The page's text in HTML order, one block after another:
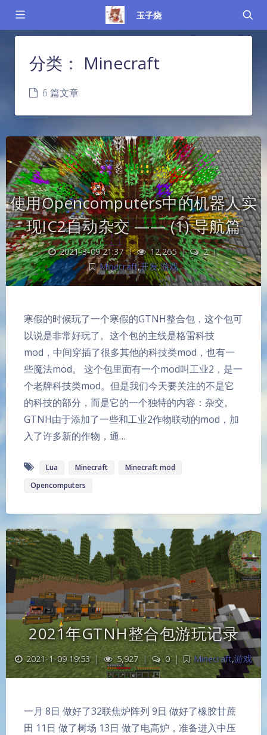
玉子烧
分类： Minecraft
6 篇文章
使用Opencomputers中的机器人实
现IC2自动杂交 —— (1) 导航篇
2021-3-09 21:37 | 12,265 | 2 |
Minecraft,开发,游戏
寒假的时候玩了一个寒假的GTNH整合包，这个包可
以说是非常好玩了。这个包的主线是格雷科技
mod，中间穿插了很多其他的科技类mod，也有一
些魔法mod。 这个包里面有一个mod叫工业2，是一
个老牌科技类mod。但是我们今天要关注的不是它
的科技的部分，而是它的一个独特的内容：杂交。
GTNH由于添加了一些和工业2作物联动的mod，加
入了许多新的作物，通…
Lua Minecraft
Minecraft mod
Opencomputers
2021年GTNH整合包游玩记录
2021-1-09 19:53 | 5,927 | 0 | Minecraft,游戏
一月 8日 做好了32联焦炉阵列 9日 做好了橡胶甘蔗
田 11日 做了树场 13日 做了电高炉，准备进入中压